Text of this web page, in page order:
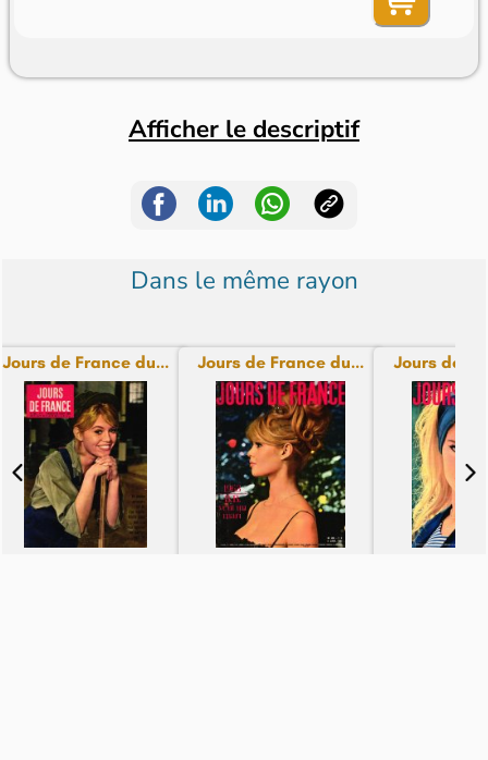
Afficher le descriptif
Dans le même rayon
Jours de France du... Jours de France du... Jours de